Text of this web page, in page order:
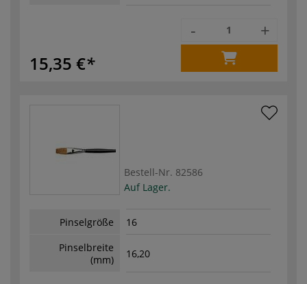
15,35 €
- +
Bestell-Nr. 82586
Auf Lager.
Pinselgröße
16
Pinselbreite
(mm)
16,20